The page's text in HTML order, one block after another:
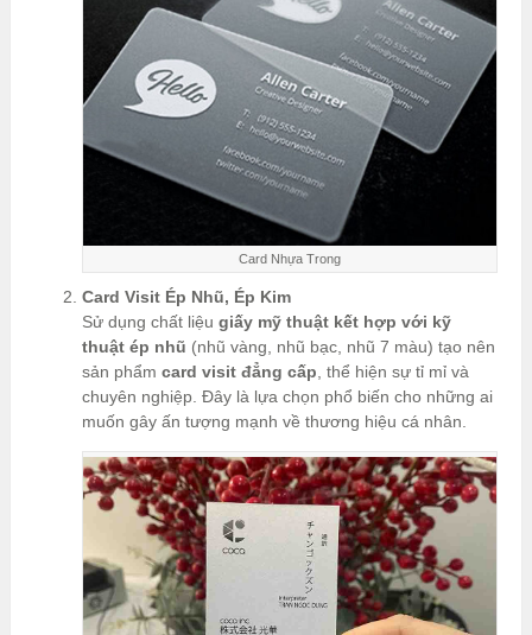
Card Nhựa Trong
Card Visit Ép Nhũ, Ép Kim
Sử dụng chất liệu giấy mỹ thuật kết hợp với kỹ
thuật ép nhũ (nhũ vàng, nhũ bạc, nhũ 7 màu) tạo nên
sản phẩm card visit đẳng cấp , thể hiện sự tỉ mỉ và
chuyên nghiệp. Đây là lựa chọn phổ biến cho những ai
muốn gây ấn tượng mạnh về thương hiệu cá nhân.